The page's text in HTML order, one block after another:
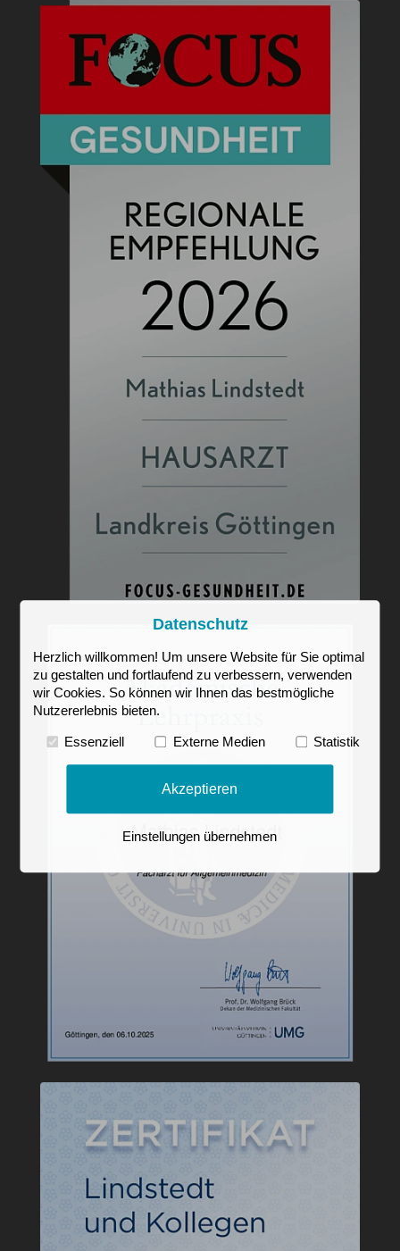
Datenschutz
Herzlich willkommen! Um unsere Website für Sie optimal
zu gestalten und fortlaufend zu verbessern, verwenden
wir Cookies. So können wir Ihnen das bestmögliche
Nutzererlebnis bieten.
Essenziell Externe Medien Statistik
Akzeptieren
Einstellungen übernehmen